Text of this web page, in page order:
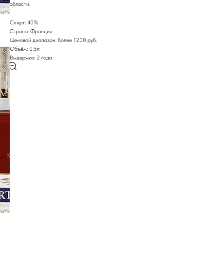
области.
Спирт: 40%
Страна: Франция
Ценовой диапазон: более 1200 руб.
Объём: 0.5л
Выдержка: 2 года